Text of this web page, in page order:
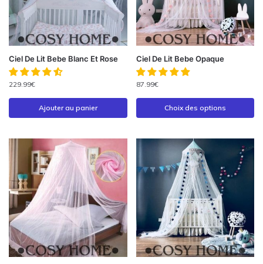
Ciel De Lit Bebe Blanc Et Rose
229.99€
Ajouter au panier
Ciel De Lit Bebe Opaque
87.99€
Choix des options